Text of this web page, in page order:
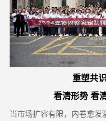
重塑共
看清形势 看
当市场扩容有限，内卷愈发